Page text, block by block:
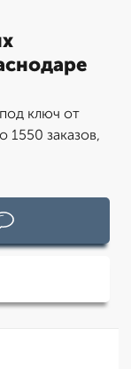
ключ от
1550 заказов,